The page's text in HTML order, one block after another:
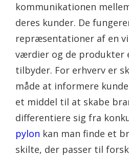
kommunikationen
deres kunder. De
repræsentationer af en
værdier og de produkter
tilbyder. For erhverv er
måde at informere
et middel til at skabe
differentiere sig fra
pylon kan man finde et
skilte, der passer til